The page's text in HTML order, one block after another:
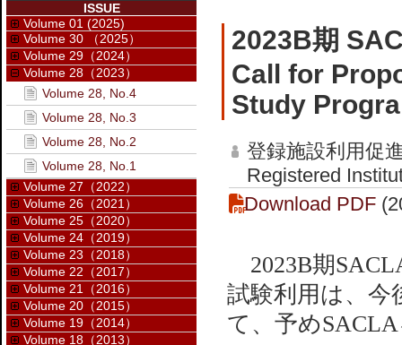
2023B期
Call for
Study
登録施設利用
Registered
Download PDF
2023B期
試験利用は、今
て、予め
ISSUE
Volume 01 (2025)
Volume 30 （2025）
Volume 29（2024）
Volume 28（2023）
Volume 28, No.4
Volume 28, No.3
Volume 28, No.2
Volume 28, No.1
Volume 27（2022）
Volume 26（2021）
Volume 25（2020）
Volume 24（2019）
Volume 23（2018）
Volume 22（2017）
Volume 21（2016）
Volume 20（2015）
Volume 19（2014）
Volume 18（2013）